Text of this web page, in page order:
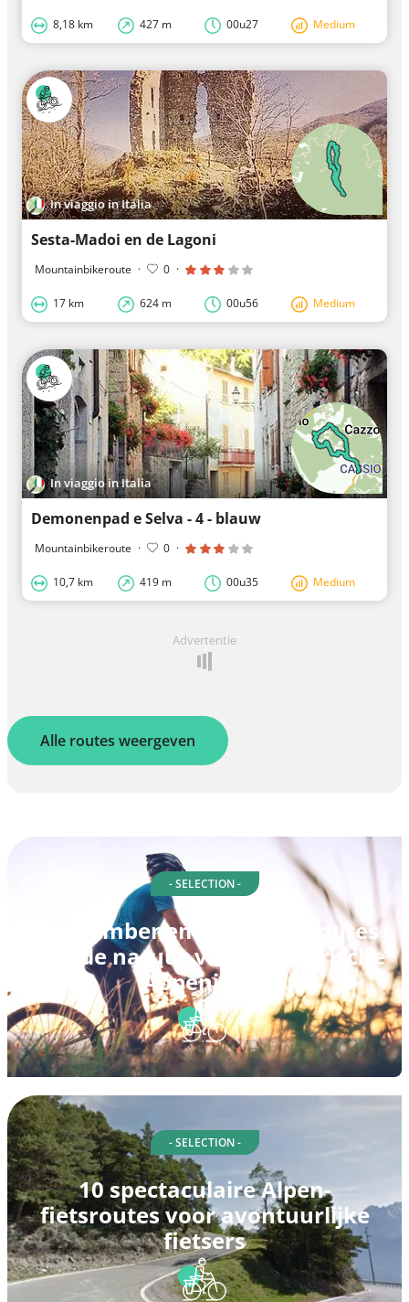
8,18 km 427 m 00u27 Medium
In viaggio in Italia
Sesta-Madoi en de Lagoni
Mountainbikeroute · 0 ·
17 km 624 m 00u56 Medium
In viaggio in Italia
Demonenpad e Selva - 4 - blauw
Mountainbikeroute · 0 ·
10,7 km 419 m 00u35 Medium
Advertentie
Alle routes weergeven
- SELECTION -
10 adembenemende fietsroutes
door de natuur van de Ligurische
Appenijnen
- SELECTION -
10 spectaculaire Alpen-
fietsroutes voor avontuurlijke
fietsers